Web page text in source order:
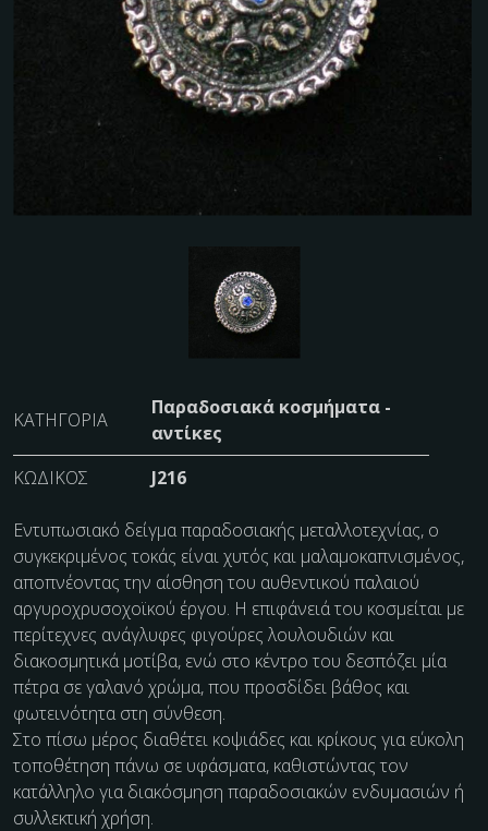
ΚΑΤΗΓΟΡΊΑ
Παραδοσιακά κοσμήματα -
αντίκες
ΚΩΔΙΚΌΣ
J216
Εντυπωσιακό δείγμα παραδοσιακής μεταλλοτεχνίας, ο
συγκεκριμένος τοκάς είναι χυτός και μαλαμοκαπνισμένος,
αποπνέοντας την αίσθηση του αυθεντικού παλαιού
αργυροχρυσοχοϊκού έργου. Η επιφάνειά του κοσμείται με
περίτεχνες ανάγλυφες φιγούρες λουλουδιών και
διακοσμητικά μοτίβα, ενώ στο κέντρο του δεσπόζει μία
πέτρα σε γαλανό χρώμα, που προσδίδει βάθος και
φωτεινότητα στη σύνθεση.
Στο πίσω μέρος διαθέτει κοψιάδες και κρίκους για εύκολη
τοποθέτηση πάνω σε υφάσματα, καθιστώντας τον
κατάλληλο για διακόσμηση παραδοσιακών ενδυμασιών ή
συλλεκτική χρήση.